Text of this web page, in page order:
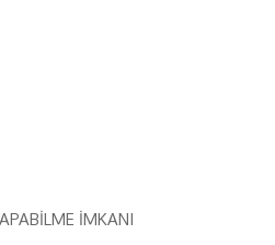
İMKANI